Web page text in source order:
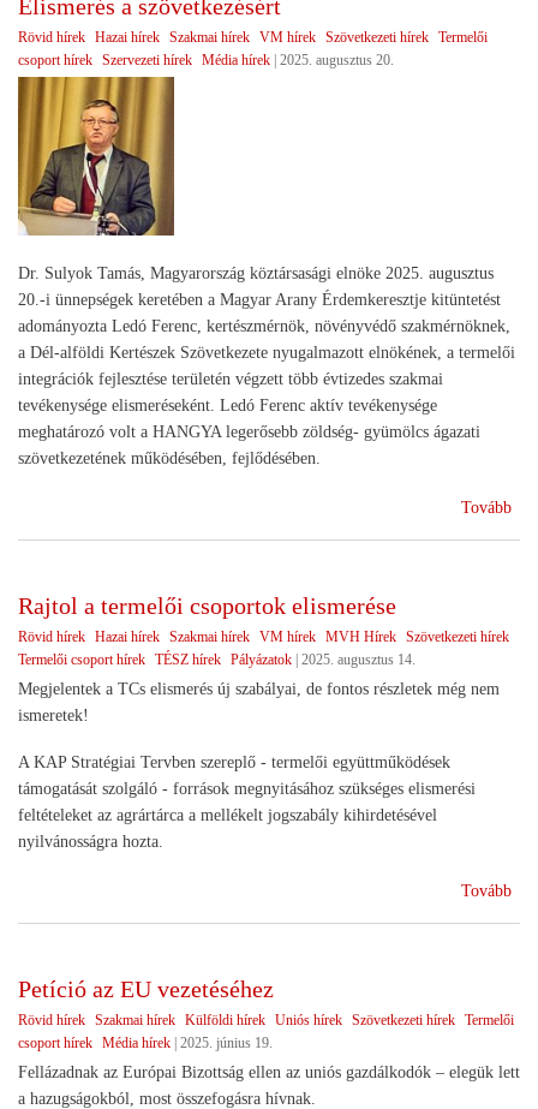
Elismerés a szövetkezésért
Rövid hírek Hazai hírek Szakmai hírek VM hírek Szövetkezeti hírek Termelői
csoport hírek Szervezeti hírek Média hírek 2025. augusztus 20.
Dr. Sulyok Tamás, Magyarország köztársasági elnöke 2025. augusztus
20.-i ünnepségek keretében a Magyar Arany Érdemkeresztje kitüntetést
adományozta Ledó Ferenc, kertészmérnök, növényvédő szakmérnöknek,
a Dél-alföldi Kertészek Szövetkezete nyugalmazott elnökének, a termelői
integrációk fejlesztése területén végzett több évtizedes szakmai
tevékenysége elismeréseként. Ledó Ferenc aktív tevékenysége
meghatározó volt a HANGYA legerősebb zöldség- gyümölcs ágazati
szövetkezetének működésében, fejlődésében.
Tovább
Rajtol a termelői csoportok elismerése
Rövid hírek Hazai hírek Szakmai hírek VM hírek MVH Hírek Szövetkezeti hírek
Termelői csoport hírek TÉSZ hírek Pályázatok 2025. augusztus 14.
Megjelentek a TCs elismerés új szabályai, de fontos részletek még nem
ismeretek!
A KAP Stratégiai Tervben szereplő - termelői együttműködések
támogatását szolgáló - források megnyitásához szükséges elismerési
feltételeket az agrártárca a mellékelt jogszabály kihirdetésével
nyilvánosságra hozta.
Tovább
Petíció az EU vezetéséhez
Rövid hírek Szakmai hírek Külföldi hírek Uniós hírek Szövetkezeti hírek Termelői
csoport hírek Média hírek | 2025. június 19.
Fellázadnak az Európai Bizottság ellen az uniós gazdálkodók – elegük lett
a hazugságokból, most összefogásra hívnak.